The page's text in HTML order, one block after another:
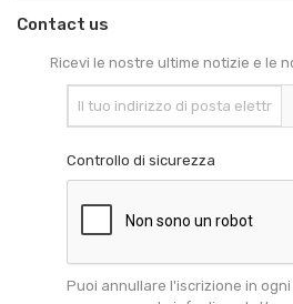
Contact us
Ricevi le nostre ultime notizie e le
Controllo di sicurezza
Puoi annullare l'iscrizione in